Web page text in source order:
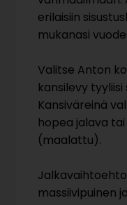
erilaisiin
mukanasi
Valitse Anton
kansilevy
Kansiväreinä
hopea jalava
(maalattu).
massiivipuinen